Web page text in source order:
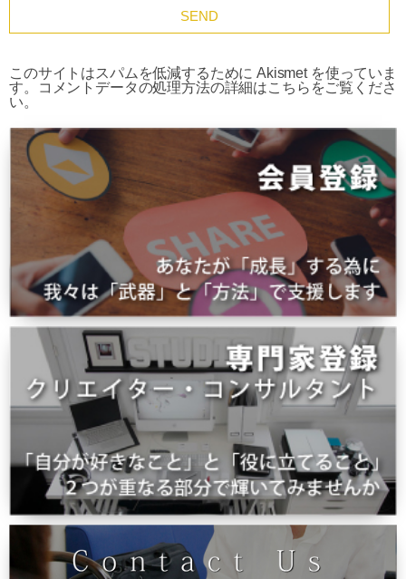
このサイトはスパムを低減するために Akismet を使っていま
す。
コメントデータの処理方法の詳細はこちらをご覧くださ
い。
HOME メディア studyblog002_1